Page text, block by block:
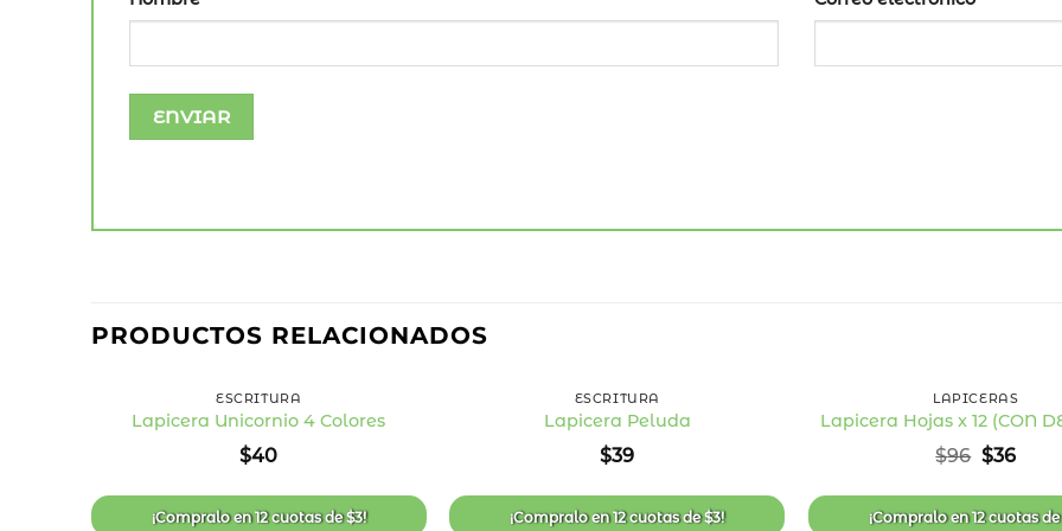
PRODUCTOS RELACIONADOS
de
deseos
ESCRITURA
Lapicera Unicornio 4 Colores
$40
¡Compralo en12 cuotasde$3!
de
deseos
ESCRITURA
Lapicera Peluda
$39
¡Compralo en12 cuotasde$3!
LAPICERAS
Lapicera Hojas x 12 (CON
$96 El
original
era:
$36El
es:
¡Compralo en12 cuotasde